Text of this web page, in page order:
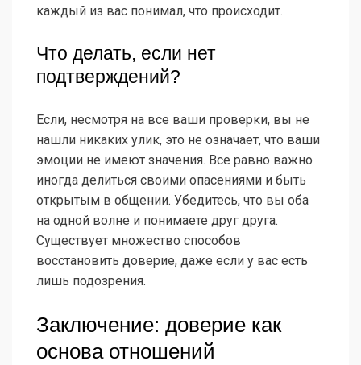
каждый из вас понимал, что происходит.
Что делать, если нет
подтверждений?
Если, несмотря на все ваши проверки, вы не
нашли никаких улик, это не означает, что ваши
эмоции не имеют значения. Все равно важно
иногда делиться своими опасениями и быть
открытым в общении. Убедитесь, что вы оба
на одной волне и понимаете друг друга.
Существует множество способов
восстановить доверие, даже если у вас есть
лишь подозрения.
Заключение: доверие как
основа отношений